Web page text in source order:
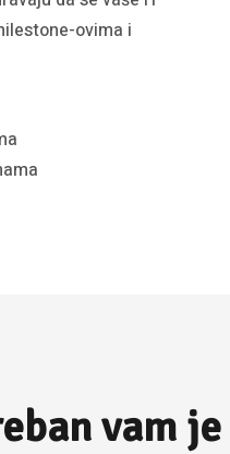
ovima i
vam